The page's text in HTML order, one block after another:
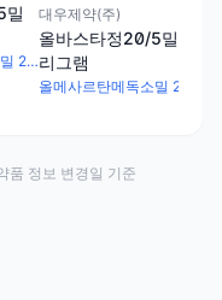
밀
올메사르탄메독소밀 20mg · 로수바스타틴칼슘 5.2mg
대우제약(주)
올바스타정20/5밀
리그램
품 정보 변경일 기준